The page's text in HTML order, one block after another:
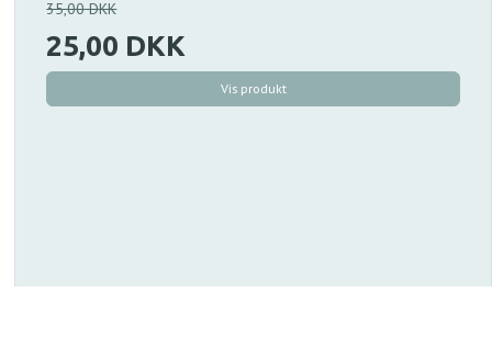
35,00 DKK
25,00 DKK
Vis produkt